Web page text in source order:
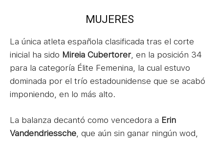
MUJERES
La única atleta española clasificada tras el corte
inicial ha sido Mireia Cubertorer, en la posición 34
para la categoría Élite Femenina, la cual estuvo
dominada por el trío estadounidense que se acabó
imponiendo, en lo más alto.
La balanza decantó como vencedora a Erin
Vandendriessche, que aún sin ganar ningún wod,